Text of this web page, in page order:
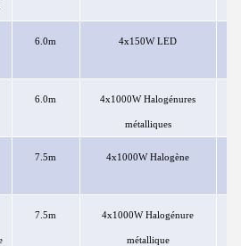
6.0m 4x150W LED
6.0m 4x1000W Halogénures
métalliques
7.5m 4x1000W Halogène
7.5m 4x1000W Halogénure
métallique